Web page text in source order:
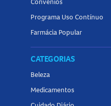
Programa Uso Contínuo
Farmácia Popular
CATEGORIAS
Beleza
Medicamentos